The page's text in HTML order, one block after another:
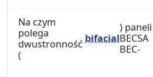
Na czym
polega
dwustronność
(
bifacial
) paneli
BECSA
BEC-